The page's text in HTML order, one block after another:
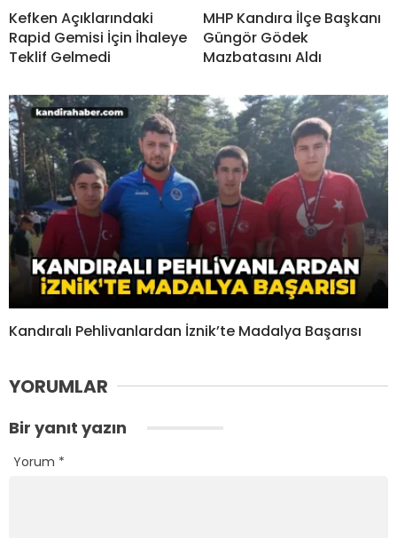
Kefken Açıklarındaki
Rapid Gemisi İçin İhaleye
Teklif Gelmedi
MHP Kandıra İlçe Başkanı
Güngör Gödek
Mazbatasını Aldı
Kandıralı Pehlivanlardan İznik’te Madalya Başarısı
YORUMLAR
Bir yanıt yazın
Yorum *